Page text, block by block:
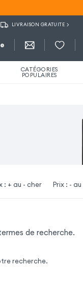
LIVRAISON GRATUITE
CATÉGORIES
POPULAIRES
: + au - cher Prix : -
de recherche.
recherche.